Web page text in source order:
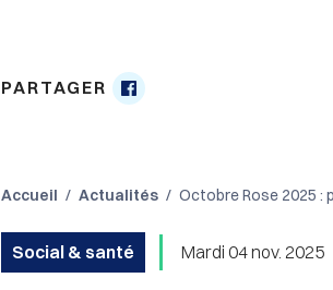
PARTAGER Partager
Accueil Actualités Octobre Rose 2025 :
Social & santé Mardi 04 nov. 2025